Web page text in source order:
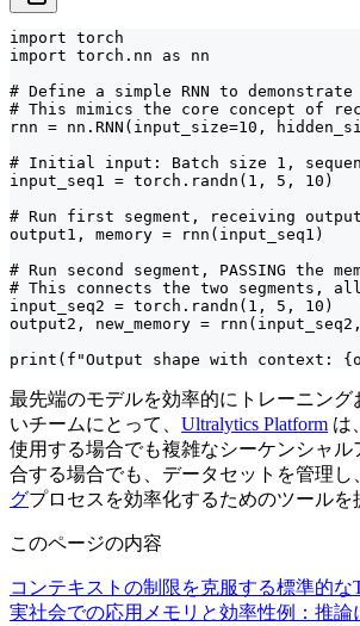
import torch
import torch.nn as nn
# Define a simple RNN to
# This mimics the core concept of
rnn = nn.RNN(input_size=10,
# Initial input: Batch size 1,
input_seq1 = torch.randn(1, 5, 10)
# Run first segment, receiving
output1, memory = rnn(input_seq1)
# Run second segment, PASSING the
# This connects the two segments,
input_seq2 = torch.randn(1, 5, 10)
output2, new_memory = rnn(input_seq2,
print(f"Output shape with context:
最先端のモデルを効率的にトレーニング
いチームにとって、 Ultralytics Platform は
使用する場合でも複雑なシーケンシャル
合する場合でも、データセットを管理し
グプロセスを効率化するためのツールを
このページの内容
コンテキストの制限を克服する標準的な
実社会での応用 メモリと効率性例：推論